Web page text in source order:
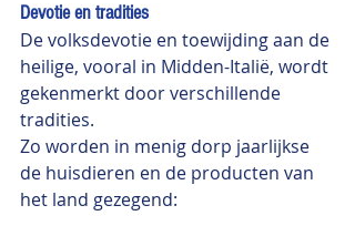
Devotie en tradities
De volksdevotie en toewijding aan de
heilige, vooral in Midden-Italië, wordt
gekenmerkt door verschillende
tradities.
Zo worden in menig dorp jaarlijkse
de huisdieren en de producten van
het land gezegend: